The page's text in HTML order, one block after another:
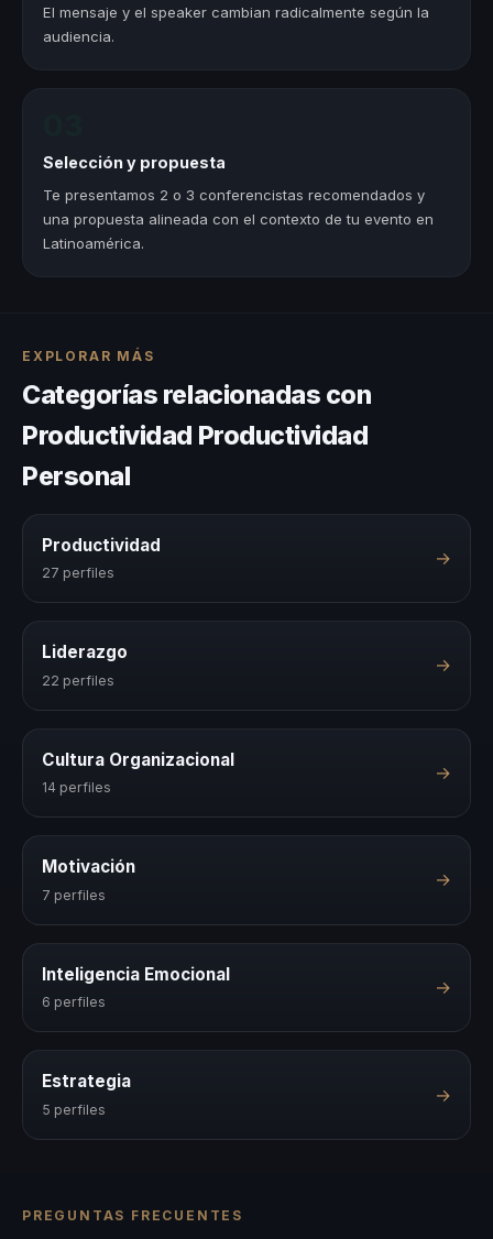
El mensaje y el speaker cambian radicalmente según la
audiencia.
Selección y propuesta
Te presentamos 2 o 3 conferencistas recomendados y
una propuesta alineada con el contexto de tu evento en
Latinoamérica.
EXPLORAR MÁS
Categorías relacionadas con
Productividad Productividad
Personal
Productividad
27 perfiles
→
Liderazgo
22 perfiles
→
Cultura Organizacional
14 perfiles
→
Motivación
7 perfiles
→
Inteligencia Emocional
6 perfiles
→
Estrategia
5 perfiles
→
PREGUNTAS FRECUENTES